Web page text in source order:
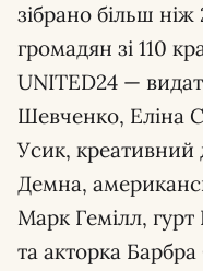
зібрано більш
громадян зі 110
UNITED24 —
Шевченко, Еліна
Усик, креативний
Демна,
Марк Гемілл,
та акторка